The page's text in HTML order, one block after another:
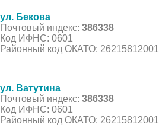
ул. Бекова
Почтовый индекс: 386338
Код ИФНС: 0601
Районный код ОКАТО: 26215812001
ул. Ватутина
Почтовый индекс: 386338
Код ИФНС: 0601
Районный код ОКАТО: 26215812001